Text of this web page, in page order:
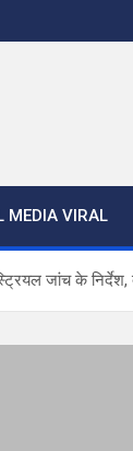
MEDIA VIRAL
जांच के